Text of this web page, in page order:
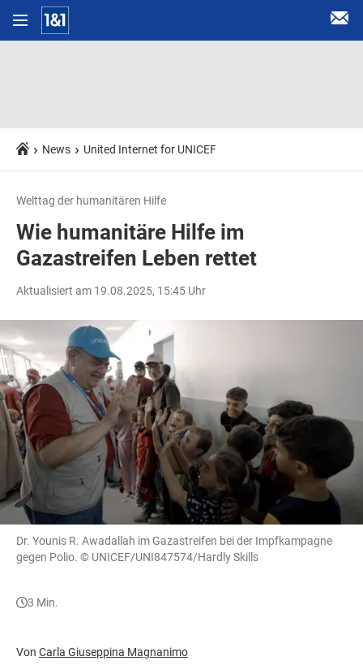
News United Internet for UNICEF
Welttag der humanitären Hilfe
Wie humanitäre Hilfe im
Gazastreifen Leben rettet
Aktualisiert am 19.08.2025, 15:45 Uhr
Dr. Younis R. Awadallah im Gazastreifen bei der Impfkampagne
gegen Polio. © UNICEF/UNI847574/Hardly Skills
3 Min.
Von Carla Giuseppina Magnanimo